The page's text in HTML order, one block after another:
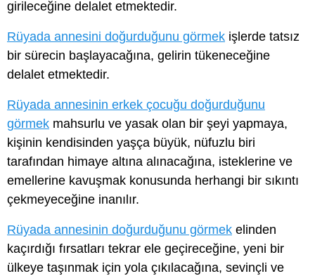
girileceğine delalet etmektedir.
Rüyada annesini doğurduğunu görmek işlerde tatsız
bir sürecin başlayacağına, gelirin tükeneceğine
delalet etmektedir.
Rüyada annesinin erkek çocuğu doğurduğunu
görmek mahsurlu ve yasak olan bir şeyi yapmaya,
kişinin kendisinden yaşça büyük, nüfuzlu biri
tarafından himaye altına alınacağına, isteklerine ve
emellerine kavuşmak konusunda herhangi bir sıkıntı
çekmeyeceğine inanılır.
Rüyada annesinin doğurduğunu görmek elinden
kaçırdığı fırsatları tekrar ele geçireceğine, yeni bir
ülkeye taşınmak için yola çıkılacağına, sevinçli ve